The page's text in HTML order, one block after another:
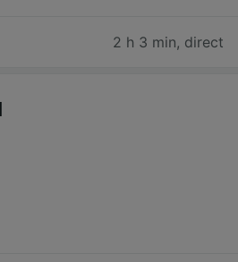
2 h 3 min, direct